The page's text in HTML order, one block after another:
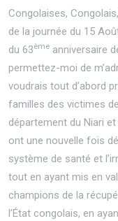
Congolaises,
de la journée du 15
du 63ème anniversaire
permettez-moi de
voudrais tout d’abord
familles des victimes
département du Niari
ont une nouvelle fois
système de santé et
tout en ayant mis en
champions de la
l’État congolais, en